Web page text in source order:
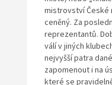
mistrovství České
ceněný. Za
reprezentantů.
válí v jiných
nejvyšší patra
zapomenout i na
které se